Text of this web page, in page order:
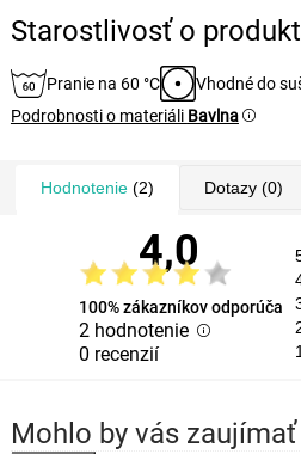
Starostlivosť o produkt
Pranie na 60 °C
Vhodné do
Podrobnosti o materiáli Bavlna
Hodnotenie(2) Dotazy(0)
4,0
100% zákazníkov odporúča
2 hodnotenie
0 recenzií
1
Mohlo by vás zaujímať